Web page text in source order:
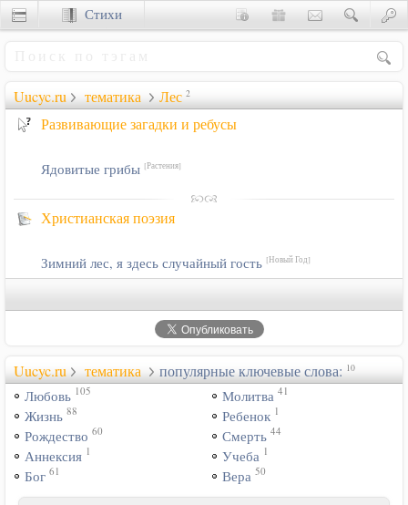
Uucyc.ru тематика Лес 2
Развивающие загадки и ребусы
Ядовитые грибы [Растения]
Христианская поэзия
Зимний лес, я здесь случайный гость [Новый Год]
Uucyc.ru тематика популярные ключевые слова: 10
Любовь 105
Жизнь 88
Рождество 60
Аннексия 1
Бог 61
Молитва 41
Ребенок 1
Смерть 44
Учеба 1
Вера 50
Стихи